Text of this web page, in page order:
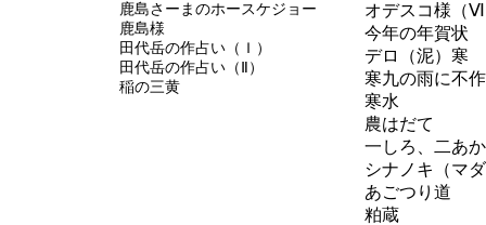
鹿島さーまのホースケジョー
鹿島様
田代岳の作占い（Ｉ）
田代岳の作占い（Ⅱ）
稲の三黄
オデスコ様（
今年の年賀状
デロ（泥）寒
寒九の雨に不
寒水
農はだて
一しろ、二あ
シナノキ（マ
あごつり道
粕蔵